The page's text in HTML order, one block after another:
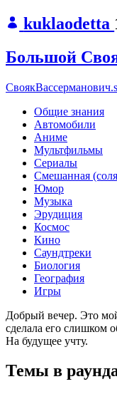
kuklaodetta
Большой
Общие знания
Автомобили
Аниме
Мультфильмы
Сериалы
Смешанная
Юмор
Музыка
Эрудиция
Космос
Кино
Саундтреки
Биология
География
Игры
Добрый вечер. Это
сделала его слишком
На будущее учту.
Темы в